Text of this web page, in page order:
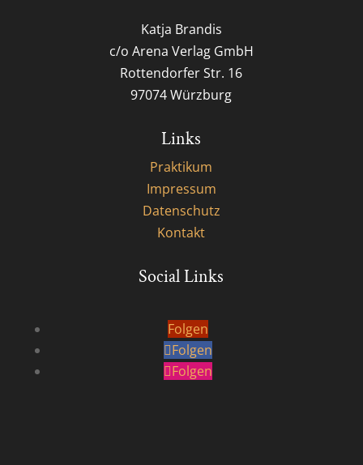
Katja Brandis
c/o Arena Verlag GmbH
Rottendorfer Str. 16
97074 Würzburg
Links
Praktikum
Impressum
Datenschutz
Kontakt
Social Links
Folgen
Folgen
Folgen